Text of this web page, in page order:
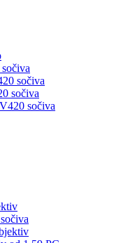
sočiva
sočiva
sočiva